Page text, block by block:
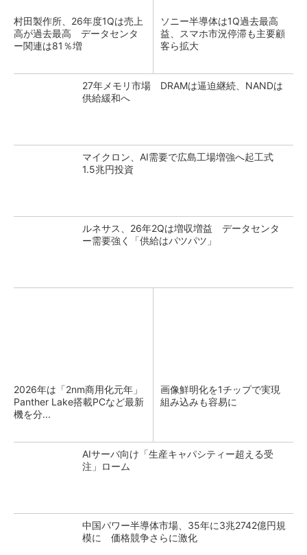
村田製作所、26年度1Qは売上
高が過去最高 データセンタ
ー関連は81％増
ソニー半導体は1Q過去最高
益、スマホ市況停滞も主要顧
客ら拡大
27年メモリ市場 DRAMは逼迫継続、NANDは
供給緩和へ
マイクロン、AI需要で広島工場増強へ起工式
1.5兆円投資
ルネサス、26年2Qは増収増益 データセンタ
ー需要強く「供給はパツパツ」
2026年は「2nm商用化元年」
Panther Lake搭載PCなど最新
機を分...
画像鮮明化を1チップで実現
組み込みも容易に
AIサーバ向け「生産キャパシティー超える受
注」ローム
中国パワー半導体市場、35年に3兆2742億円規
模に 価格競争さらに激化